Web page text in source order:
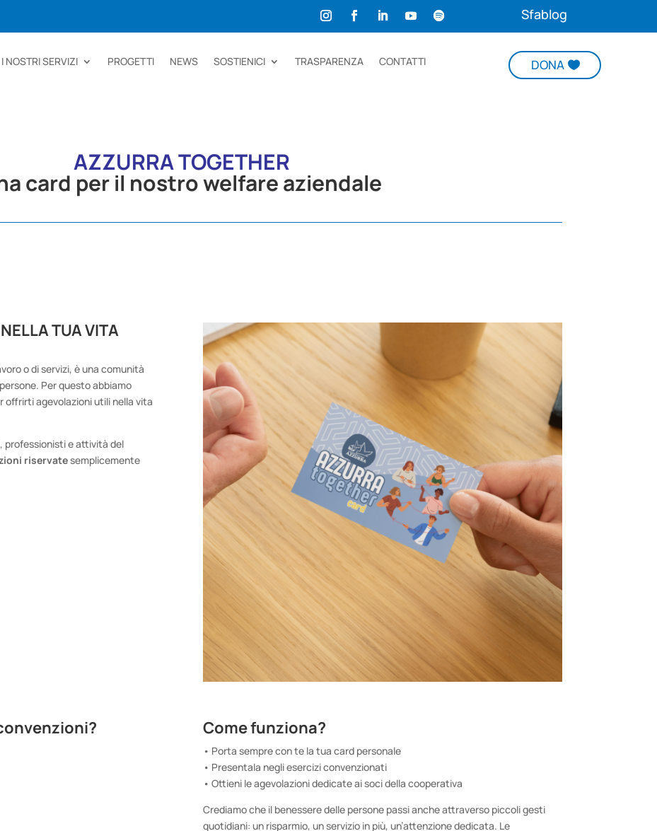
Sfablog
I NOSTRI SERVIZI PROGETTI NEWS SOSTIENICI TRASPARENZA CONTATTI DONA
AZZURRA TOGETHER
card per il nostro welfare aziendale
TUA VITA
o di servizi, è una comunità
Per questo abbiamo
offrirti agevolazioni utili nella vita
professionisti e attività del
riservatesemplicemente
Come funziona?
• Porta sempre con te la tua card personale
• Presentala negli esercizi convenzionati
• Ottieni le agevolazioni dedicate ai soci della cooperativa
Crediamo che il benessere delle persone passi anche attraverso piccoli gesti
quotidiani: un risparmio, un servizio in più, un’attenzione dedicata. Le